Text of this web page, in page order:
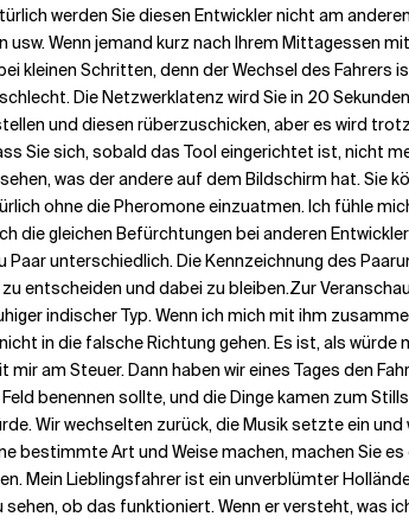
werden Sie diesen Entwickler nicht am
Wenn jemand kurz nach Ihrem Mittagessen
kleinen Schritten, denn der Wechsel des
Die Netzwerklatenz wird Sie in 20
und diesen rüberzuschicken, aber es wird
Sie sich, sobald das Tool eingerichtet ist, nicht
was der andere auf dem Bildschirm hat. Sie
ohne die Pheromone einzuatmen. Ich fühle
die gleichen Befürchtungen bei anderen
Paar unterschiedlich. Die Kennzeichnung des
entscheiden und dabei zu bleiben.Zur
indischer Typ. Wenn ich mich mit ihm
in die falsche Richtung gehen. Es ist, als
mir am Steuer. Dann haben wir eines Tages den
benennen sollte, und die Dinge kamen zum
Wir wechselten zurück, die Musik setzte ein
bestimmte Art und Weise machen, machen Sie
Mein Lieblingsfahrer ist ein unverblümter
sehen, ob das funktioniert. Wenn er versteht, was